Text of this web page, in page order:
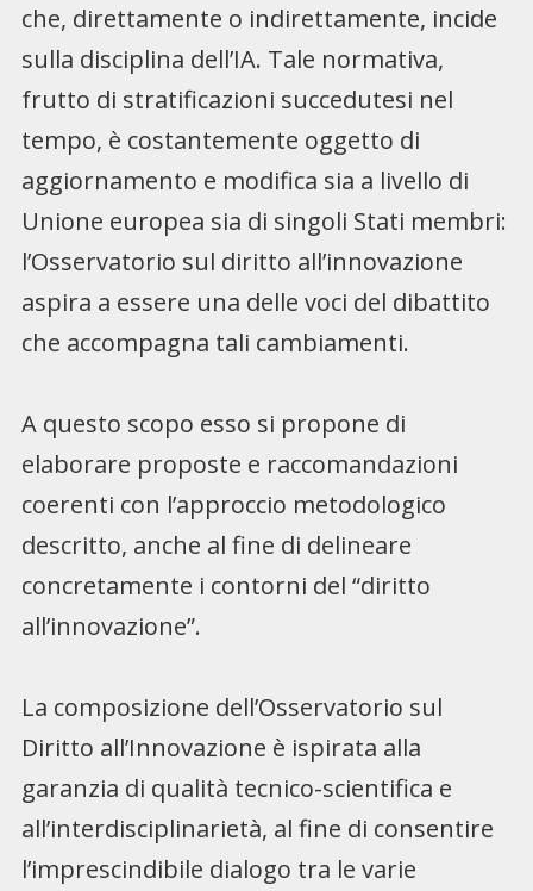
che, direttamente o indirettamente, incide
sulla disciplina dell’IA. Tale normativa,
frutto di stratificazioni succedutesi nel
tempo, è costantemente oggetto di
aggiornamento e modifica sia a livello di
Unione europea sia di singoli Stati membri:
l’Osservatorio sul diritto all’innovazione
aspira a essere una delle voci del dibattito
che accompagna tali cambiamenti.
A questo scopo esso si propone di
elaborare proposte e raccomandazioni
coerenti con l’approccio metodologico
descritto, anche al fine di delineare
concretamente i contorni del “diritto
all’innovazione”.
La composizione dell’Osservatorio sul
Diritto all’Innovazione è ispirata alla
garanzia di qualità tecnico-scientifica e
all’interdisciplinarietà, al fine di consentire
l’imprescindibile dialogo tra le varie